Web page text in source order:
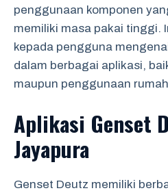
penggunaan komponen
memiliki masa pakai tinggi.
kepada pengguna
dalam berbagai aplikasi,
maupun penggunaan
Aplikasi Genset
Jayapura
Genset Deutz memiliki